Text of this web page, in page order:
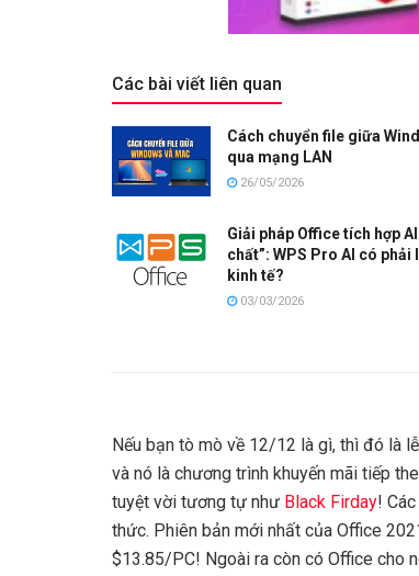
Các bài viết liên quan
Cách chuyển file giữa
qua mạng LAN
26/05/2026
Giải pháp Office tích hợp
chất”: WPS Pro AI có phải
kinh tế?
03/03/2026
Nếu bạn tò mò về 12/12 là gì, thì đó là
và nó là chương trình khuyến mãi tiếp
tuyệt vời tương tự như Black Firday!
thức. Phiên bản mới nhất của Office
$13.85/PC! Ngoài ra còn có Office cho